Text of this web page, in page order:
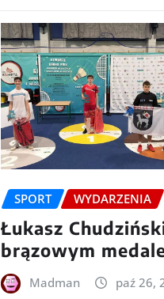
SPORT WYDARZENIA
Łukasz
brązowym
Madman paź 26,